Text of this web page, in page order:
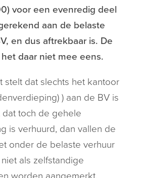
voor een evenredig deel
aan de belaste
en dus aftrekbaar is. De
daar niet mee eens.
stelt dat slechts het kantoor
) aan de BV is
toch de gehele
is verhuurd, dan vallen de
onder de belaste verhuur
als zelfstandige